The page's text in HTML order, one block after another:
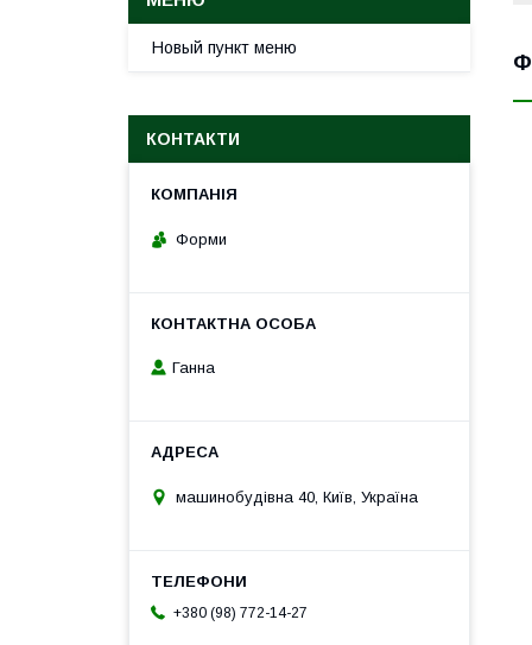
Новый пункт меню
КОНТАКТИ
Форми
Ганна
машинобудівна 40, Київ, Україна
+380 (98) 772-14-27